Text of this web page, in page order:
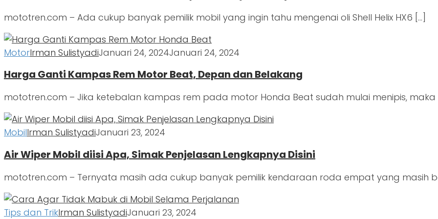
mototren.com – Ada cukup banyak pemilik mobil yang ingin tahu mengenai oli Shell Helix HX6 […]
MotorIrman SulistyadiJanuari 24, 2024Januari 24, 2024
Harga Ganti Kampas Rem Motor Beat, Depan dan Belakang
mototren.com – Jika ketebalan kampas rem pada motor Honda Beat sudah mulai menipis,
MobilIrman SulistyadiJanuari 23, 2024
Air Wiper Mobil diisi Apa, Simak Penjelasan Lengkapnya Disini
mototren.com – Ternyata masih ada cukup banyak pemilik kendaraan roda empat yang masih
Tips dan TrikIrman SulistyadiJanuari 23, 2024